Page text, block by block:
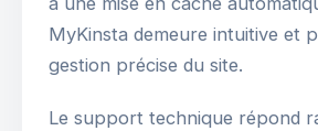
MyKinsta demeure intuitive et
gestion précise du site.
Le support technique répond